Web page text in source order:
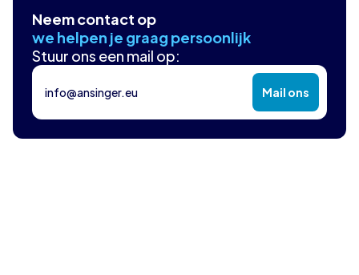
Neem contact op
we helpen je graag persoonlijk
Stuur ons een mail op:
info@ansinger.eu Mail ons